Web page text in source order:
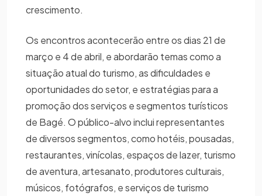
crescimento.
Os encontros acontecerão entre os dias 21 de
março e 4 de abril, e abordarão temas como a
situação atual do turismo, as dificuldades e
oportunidades do setor, e estratégias para a
promoção dos serviços e segmentos turísticos
de Bagé. O público-alvo inclui representantes
de diversos segmentos, como hotéis, pousadas,
restaurantes, vinícolas, espaços de lazer, turismo
de aventura, artesanato, produtores culturais,
músicos, fotógrafos, e serviços de turismo